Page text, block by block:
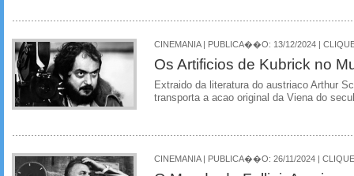
CINEMANIA | PUBLICA��O: 13/12/2024 |
Os Artificios de Kubrick no
Extraido da literatura do austriaco Arthur
transporta a acao original da Viena do
CINEMANIA | PUBLICA��O: 26/11/2024 |